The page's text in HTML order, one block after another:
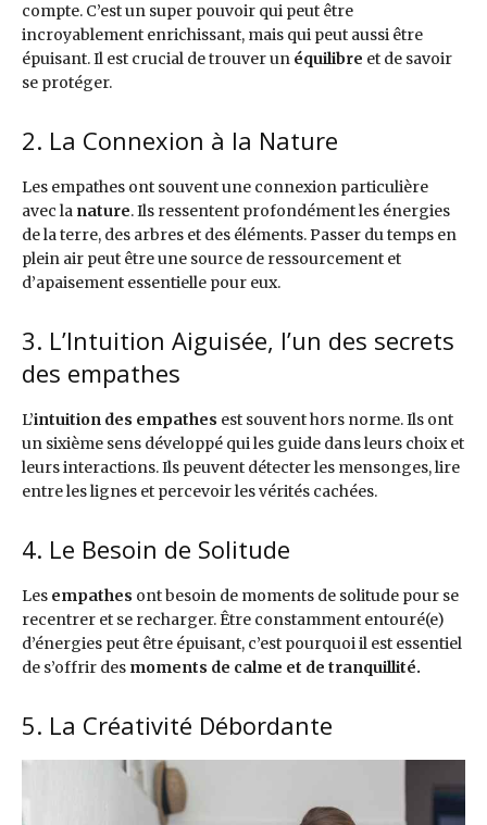
compte. C’est un super pouvoir qui peut être
incroyablement enrichissant, mais qui peut aussi être
épuisant. Il est crucial de trouver un équilibre et de savoir
se protéger.
2. La Connexion à la Nature
Les empathes ont souvent une connexion particulière
avec la nature. Ils ressentent profondément les énergies
de la terre, des arbres et des éléments. Passer du temps en
plein air peut être une source de ressourcement et
d’apaisement essentielle pour eux.
3. L’Intuition Aiguisée, l’un des secrets
des empathes
L’intuition des empathes est souvent hors norme. Ils ont
un sixième sens développé qui les guide dans leurs choix et
leurs interactions. Ils peuvent détecter les mensonges, lire
entre les lignes et percevoir les vérités cachées.
4. Le Besoin de Solitude
Les empathes ont besoin de moments de solitude pour se
recentrer et se recharger. Être constamment entouré(e)
d’énergies peut être épuisant, c’est pourquoi il est essentiel
de s’offrir des moments de calme et de tranquillité.
5. La Créativité Débordante